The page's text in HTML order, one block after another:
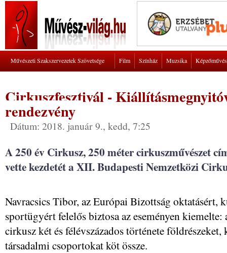
Művészeti Szakszervezetek Szövetsége Film Színház Muzsika
Cirkuszfesztivál -
rendezvény
Dátum: 2018. január 9., kedd, 7:25
A 250 év Cirkusz, 250 méter cirkuszművészet
vette kezdetét a XII. Budapesti Nemzetközi
Navracsics Tibor, az Európai Bizottság
sportügyért felelős biztosa az eseményen
cirkusz két és félévszázados története
társadalmi csoportokat köt össze.